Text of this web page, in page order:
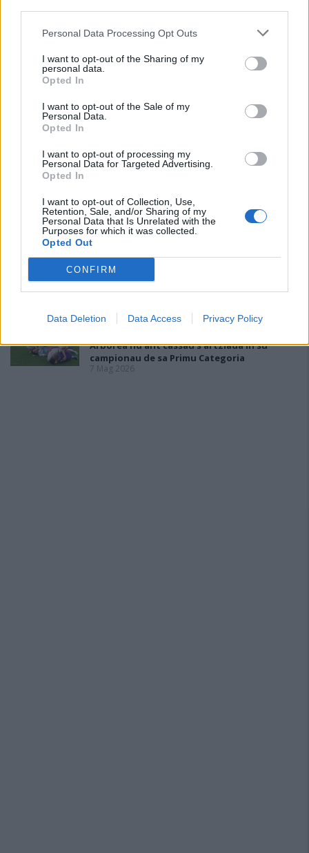
Personal Data Processing Opt Outs
I want to opt-out of the Sharing of my
personal data.
Opted In
I want to opt-out of the Sale of my
Personal Data.
Opted In
I want to opt-out of processing my
Personal Data for Targeted Advertising.
Opted In
I want to opt-out of Collection, Use,
Retention, Sale, and/or Sharing of my
Personal Data that Is Unrelated with the
Purposes for which it was collected.
Opted Out
CONFIRM
Data Deletion Data Access Privacy Policy
Seconda Categoria, Play-Off: La Salle
spietato contro la Monreale: decide Pandori;
il Golfo Aranci cala il poker ai danni
dell'Ottava e ora si prepara per il match
Seconda Categoria, Play-off: tutto liscio
18 Mag 2026
conquista la salvezza
11 Mag 2026
Seconda Categoria, Play-Off: il La Salle batte
il Domusnovas grazie alla rete di Pandori, la
Monreale vince di nuovo ed elimina la
Busachese
11 Mag 2026
Sa stagioni est giai giai po acabbai: si
Arborea nd'ant cassau s'artziada in su
campionau de sa Primu Categoria
7 Mag 2026